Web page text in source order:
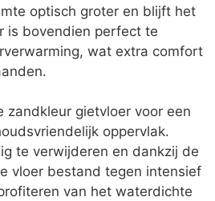
optisch groter en blijft het
is bovendien perfect te
wat extra comfort
zandkleur gietvloer voor een
oppervlak.
te verwijderen en dankzij de
vloer bestand tegen intensief
van het waterdichte